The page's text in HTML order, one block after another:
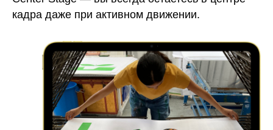
кадра даже при активном движении.